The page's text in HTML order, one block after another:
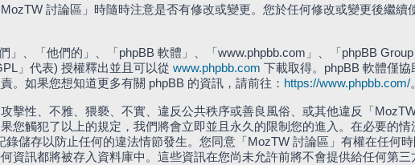
討論區」時隨時注意是否有修改或變更。您於任何修改或變更後繼續
」、「他們的」、「phpBB 軟體」、「www.phpbb.com」、「phpBB
」代表) 授權釋出並且可以從 www.phpbb.com 下載取得。phpBB 軟體僅
。如果您想知道更多有關 phpBB 的資訊，請前往： https://www.phpbb.com/。
擊性、不雅、猥褻、不實、違反公共秩序或善良風俗、或其他違反「
您觸犯了以上的規定，我們將會立即並且永久的限制您的進入。在必要的
儲存以防止任何的違法情節發生。您同意「MozTW 討論區」有權在任何
資訊都將被存入資料庫中。這些資訊在您尚未允許前將不會提供給任何第